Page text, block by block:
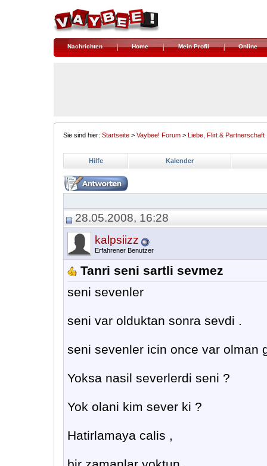
Nachrichten Home Mein Profil Online
Sie sind hier: Startseite > Vaybee! Forum > Liebe, Flirt & Partnerschaft
Hilfe Kalender
28.05.2008, 16:28
kalpsiizz
Erfahrener Benutzer
Tanri seni sartli sevmez
seni sevenler
seni var olduktan sonra sevdi .
seni sevenler icin once var olman
Yoksa nasil severlerdi seni ?
Yok olani kim sever ki ?
Hatirlamaya calis ,